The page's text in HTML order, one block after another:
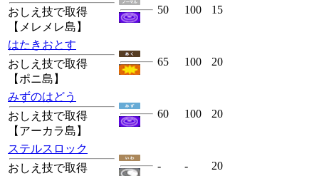
おしえ技で取得
【メレメレ島】
50 100 15
はたきおとす
おしえ技で取得
【ポニ島】
65 100 20
みずのはどう
おしえ技で取得
【アーカラ島】
60 100 20
ステルスロック
おしえ技で取得
- - 20